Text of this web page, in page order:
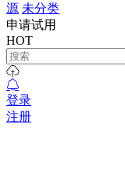
源 未分类
申请试用
HOT
登录
注册